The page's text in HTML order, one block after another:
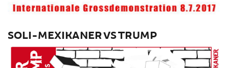
SOLI-MEXIKANER VS TRUMP